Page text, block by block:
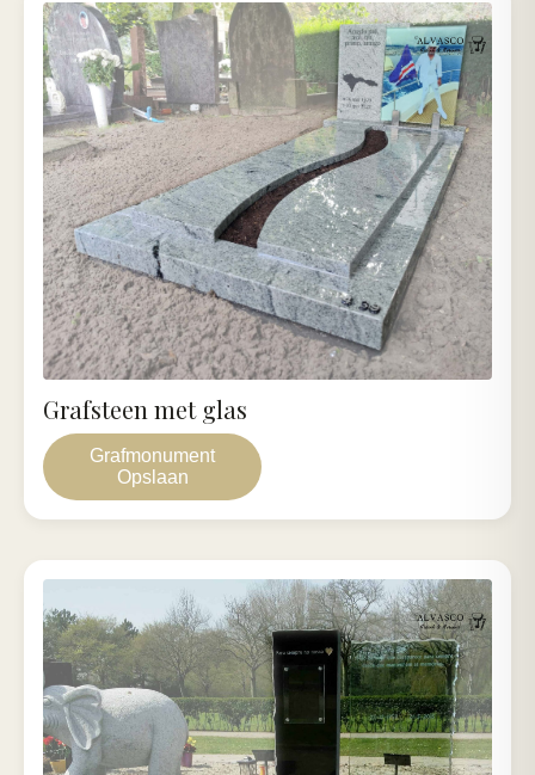
Grafmonument
Opslaan
Grafsteen met glas